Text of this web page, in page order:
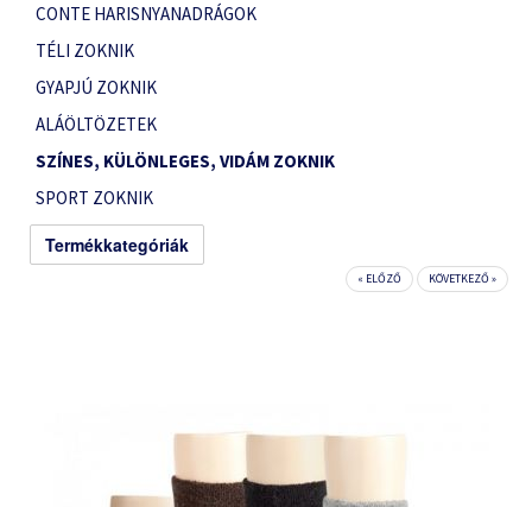
CONTE HARISNYANADRÁGOK
TÉLI ZOKNIK
GYAPJÚ ZOKNIK
ALÁÖLTÖZETEK
SZÍNES, KÜLÖNLEGES, VIDÁM ZOKNIK
SPORT ZOKNIK
Termékkategóriák
« ELŐZŐ KÖVETKEZŐ »